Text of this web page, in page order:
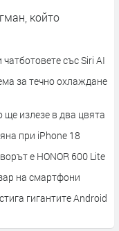
който
със Siri AI
за течно охлаждане
излезе в два цвята
при iPhone 18
е HONOR 600 Lite
на смартфони
гигантите Android